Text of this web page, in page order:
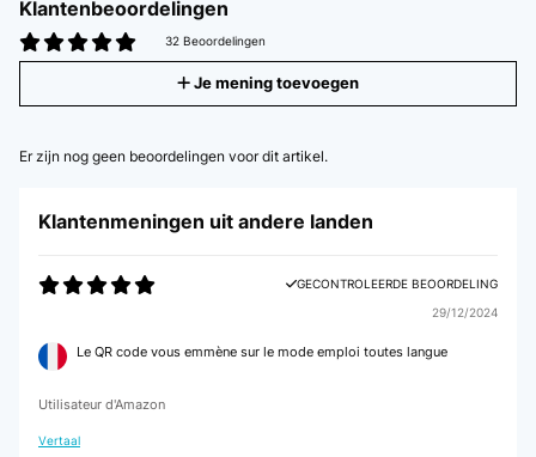
Klantenbeoordelingen
32 Beoordelingen
Je mening toevoegen
Er zijn nog geen beoordelingen voor dit artikel.
Klantenmeningen uit andere landen
GECONTROLEERDE BEOORDELING
29/12/2024
Le QR code vous emmène sur le mode emploi toutes langue
Utilisateur d'Amazon
Vertaal